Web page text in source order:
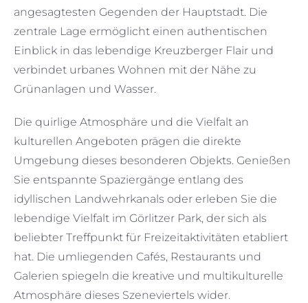
angesagtesten Gegenden der Hauptstadt. Die
zentrale Lage ermöglicht einen authentischen
Einblick in das lebendige Kreuzberger Flair und
verbindet urbanes Wohnen mit der Nähe zu
Grünanlagen und Wasser.
Die quirlige Atmosphäre und die Vielfalt an
kulturellen Angeboten prägen die direkte
Umgebung dieses besonderen Objekts. Genießen
Sie entspannte Spaziergänge entlang des
idyllischen Landwehrkanals oder erleben Sie die
lebendige Vielfalt im Görlitzer Park, der sich als
beliebter Treffpunkt für Freizeitaktivitäten etabliert
hat. Die umliegenden Cafés, Restaurants und
Galerien spiegeln die kreative und multikulturelle
Atmosphäre dieses Szeneviertels wider.